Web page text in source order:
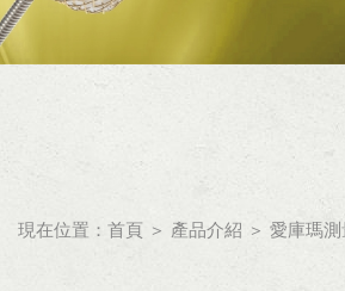
現在位置： 首頁 ＞ 產品介紹 ＞ 愛庫瑪測